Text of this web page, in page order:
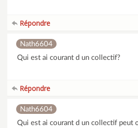
Répondre
Nath6604
Qui est ai courant d un collectif?
Répondre
Nath6604
Qui est ai courant d un collectif peut